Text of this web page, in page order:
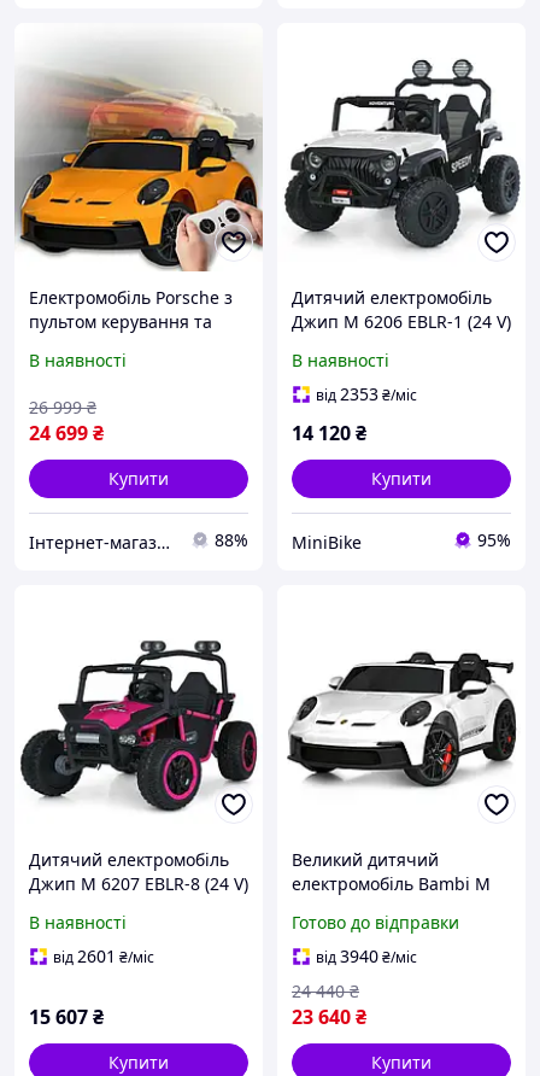
Електромобіль Porsche з
пультом керування та
швидкістю 8 км/год M
Помаранчевий
В наявності
24 699₴
26 999 ₴
Купити
Інтернет-магазин "Vel24" 88%
Дитячий електромобіль
Джип M 6206 EBLR-1 (24 V)
максимальна швидкість 7
км/год і пульт
В наявності
від2353₴/міс
14 120₴
Купити
MiniBike 95%
Дитячий електромобіль
Джип M 6207 EBLR-8 (24 V)
максимальна швидкість 8
км/год і пульто
В наявності
від2601 ₴/міс
15 607₴
Купити
Великий дитячий
електромобіль Bambi M
двомісний спортивний
Porsche, світло, музика, з
пультом, білий
Готово до відправки
від3940₴/міс
23 640₴
24 440 ₴
Купити